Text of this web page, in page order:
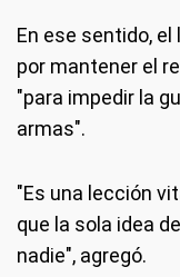
En ese sentido,
por mantener el
"para impedir la
armas".
"Es una lección
que la sola idea
nadie", agregó.